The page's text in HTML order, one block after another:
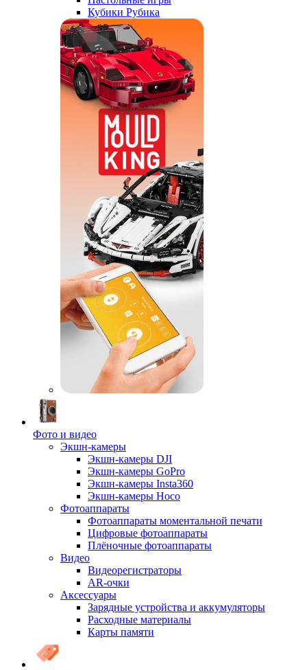
Кубики Рубика
Фото и видео
Экшн-камеры
Экшн-камеры DJI
Экшн-камеры GoPro
Экшн-камеры Insta360
Экшн-камеры Hoco
Фотоаппараты
Фотоаппараты моментальной печати
Цифровые фотоаппараты
Плёночные фотоаппараты
Видео
Видеорегистраторы
AR-очки
Аксессуары
Зарядные устройства и аккумуляторы
Расходные материалы
Карты памяти